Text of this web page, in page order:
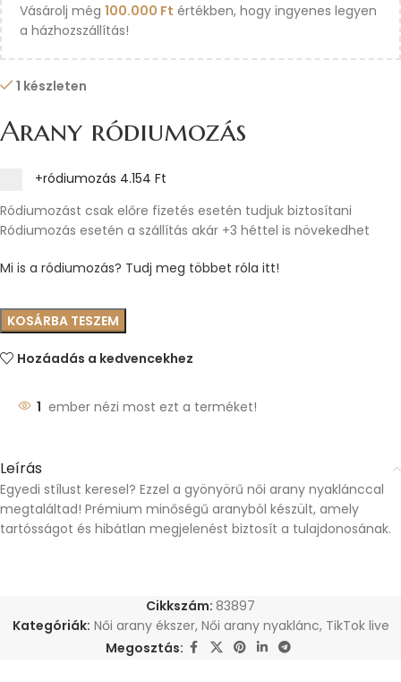
Vásárolj még 100.000 Ft értékben, hogy ingyenes legyen
a házhozszállítás!
1 készleten
Arany ródiumozás
+ródiumozás 4.154 Ft
Ródiumozást csak előre fizetés esetén tudjuk biztosítani
Ródiumozás esetén a szállítás akár +3 héttel is növekedhet
Mi is a ródiumozás? Tudj meg többet róla itt!
KOSÁRBA TESZEM
Hozáadás a kedvencekhez
1 ember nézi most ezt a terméket!
Leírás
Egyedi stílust keresel? Ezzel a gyönyörű női arany nyaklánccal
megtaláltad! Prémium minőségű aranyból készült, amely
tartósságot és hibátlan megjelenést biztosít a tulajdonosának.
Cikkszám: 83897
Kategóriák: Női arany ékszer, Női arany nyaklánc, TikTok live
Megosztás: